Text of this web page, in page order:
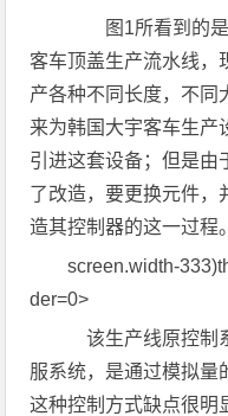
图1所看到的是
客车顶盖生产流水线，
产各种不同长度，不同
来为韩国大宇客车生产
引进这套设备；但是由
了改造，要更换元件，
造其控制器的这一过程。
screen.width-
der=0>
该生产线原控制
服系统，是通过模拟量
这种控制方式缺点很明